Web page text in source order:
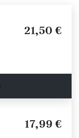
21,50 €
17,99 €